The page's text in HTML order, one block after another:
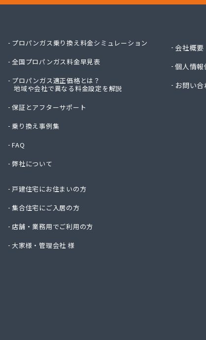
伊
伊
井
奥
プロパンガス乗り換え料金シミュレーション
全国プロパンガス料金早見表
プロパンガス適正価格とは？
地域や会社で異なる料金設定を解説
保証とアフターサポート
乗り換え事例集
FAQ
弊社について
戸建住宅にお住まいの方
集合住宅にご入居の方
店舗・業務用でご利用の方
大家様・管理会社 様
会社概要
個人情報
お問い合